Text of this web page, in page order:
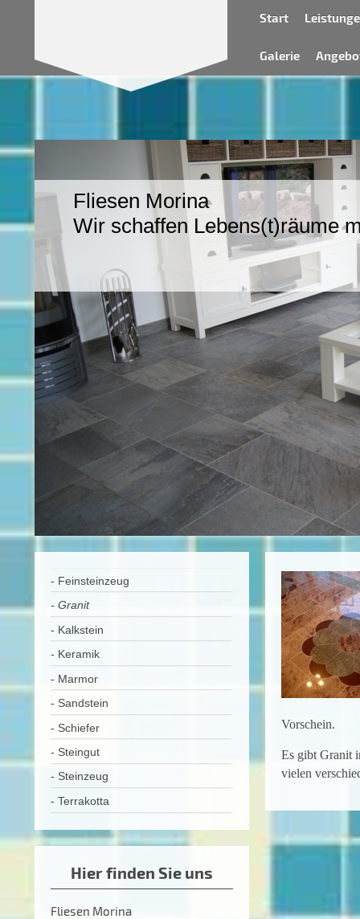
Start
Galerie
Fliesen Morina
Wir schaffen Lebens(t)räume
Vorschein.
Es gibt Granit
vielen
- Feinsteinzeug
- Granit
- Kalkstein
- Keramik
- Marmor
- Sandstein
- Schiefer
- Steingut
- Steinzeug
- Terrakotta
Hier finden Sie uns
Fliesen Morina